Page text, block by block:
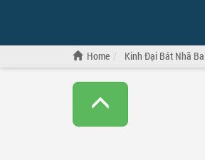
Home Kinh Đại Bát Nhã